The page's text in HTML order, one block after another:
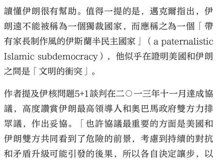
讀懂伊朗很有幫助。值得一提的是，邁克爾指出，伊
朗遠不能被稱為一個獨裁國家，而應稱之為一個「帶
有家長制作風的伊斯蘭半民主國家」（a paternalistic
Islamic subdemocracy），他似乎在證明美國和伊朗
之間是「文明的衝突」。
作者提及伊核問題5+1談判在二○一三年十一月達成協
議，高度讚賞伊朗最高領導人和奧巴馬政府雙方力排
眾議，作出妥協。「也許協議最重要的方面是美國和
伊朗雙方共同看到了危險的前景，考慮到持續的對抗
和矛盾升級可能引發的後果，所以各自決定讓步，以